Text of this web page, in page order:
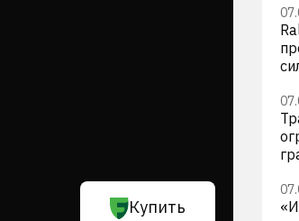
Купить